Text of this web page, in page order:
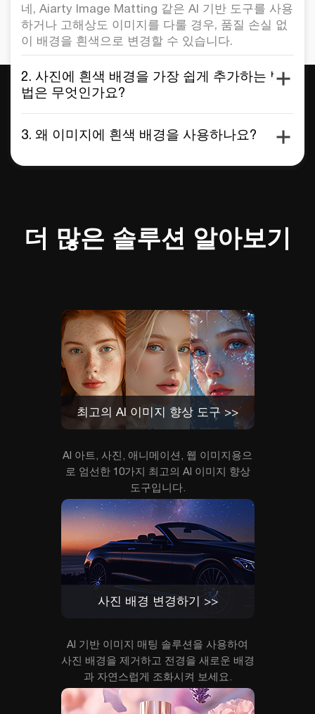
네, Aiarty Image Matting 같은 AI 기반 도구를 사용
하거나 고해상도 이미지를 다룰 경우, 품질 손실 없
이 배경을 흰색으로 변경할 수 있습니다.
2. 사진에 흰색 배경을 가장 쉽게 추가하는 방
법은 무엇인가요?
3. 왜 이미지에 흰색 배경을 사용하나요?
더 많은 솔루션 알아보기
최고의 AI 이미지 향상 도구 >>
AI 아트, 사진, 애니메이션, 웹 이미지용으
로 엄선한 10가지 최고의 AI 이미지 향상
도구입니다.
사진 배경 변경하기 >>
AI 기반 이미지 매팅 솔루션을 사용하여
사진 배경을 제거하고 전경을 새로운 배경
과 자연스럽게 조화시켜 보세요.